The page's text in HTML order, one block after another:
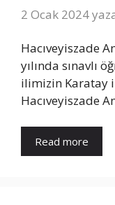
2 Ocak 2024
Hacıveyiszade
yılında sınavlı
ilimizin Karatay
Hacıveyiszade
Read more